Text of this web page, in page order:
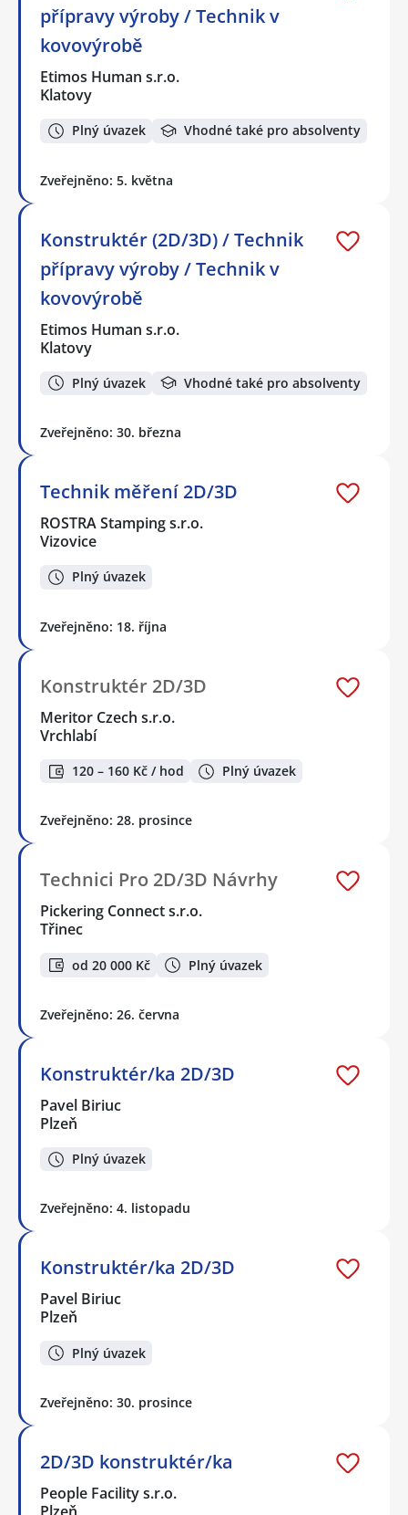
přípravy výroby / Technik v
kovovýrobě
Etimos Human s.r.o.
Klatovy
Plný úvazek Vhodné také pro absolventy
Zveřejněno: 5. května
Konstruktér (2D/3D) / Technik
přípravy výroby / Technik v
kovovýrobě
Etimos Human s.r.o.
Klatovy
Plný úvazek Vhodné také pro absolventy
Zveřejněno: 30. března
Technik měření 2D/3D
ROSTRA Stamping s.r.o.
Vizovice
Plný úvazek
Zveřejněno: 18. října
Konstruktér 2D/3D
Meritor Czech s.r.o.
Vrchlabí
120 – 160 Kč / hod Plný úvazek
Zveřejněno: 28. prosince
Technici Pro 2D/3D Návrhy
Pickering Connect s.r.o.
Třinec
od 20 000 Kč Plný úvazek
Zveřejněno: 26. června
Konstruktér/ka 2D/3D
Pavel Biriuc
Plzeň
Plný úvazek
Zveřejněno: 4. listopadu
Konstruktér/ka 2D/3D
Pavel Biriuc
Plzeň
Plný úvazek
Zveřejněno: 30. prosince
2D/3D konstruktér/ka
People Facility s.r.o.